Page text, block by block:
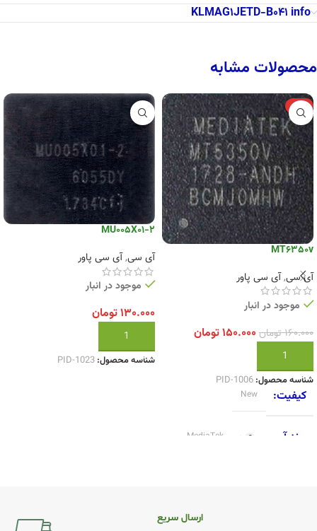
KLMAG1JETD-B041 info
محصولات مشابه
-6%
MT6350v
آی سی,آی سی پاور
موجود در انبار
۱۶۰.۰۰۰تومان ۱۵۰.۰۰۰تومان
افزودن به سبد خرید
شناسه محصول: PID-1006
کیفیت New
برند آی سی MediaTek
MU005X01-2
آی سی,آی سی پاور
موجود در انبار
۱۳۰.۰۰۰تومان
افزودن به سبد خرید
شناسه محصول: PID-1023
ارسال سریع